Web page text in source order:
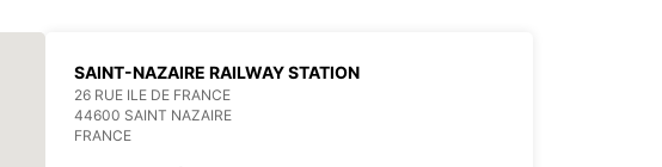
SAINT-NAZAIRE RAILWAY STATION
26 RUE ILE DE FRANCE
44600 SAINT NAZAIRE
FRANCE